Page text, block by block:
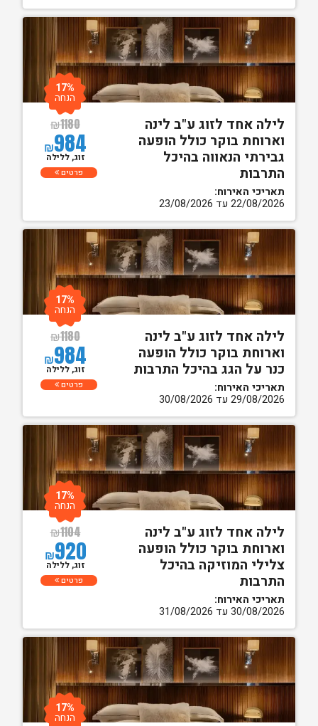
לילה אחד לזוג ע"ב לינה
וארוחת בוקר כולל הופעה
גבירתי הנאווה בהיכל
התרבות
תאריכי האירוח:
22/08/2026 עד 23/08/2026
₪1180
₪984
17%
הנחה
זוג, ללילה
פרטים
לילה אחד לזוג ע"ב לינה
וארוחת בוקר כולל הופעה
כנר על הגג בהיכל התרבות
תאריכי האירוח:
29/08/2026 עד 30/08/2026
₪1180
₪984
17%
הנחה
זוג, ללילה
פרטים
לילה אחד לזוג ע"ב לינה
וארוחת בוקר כולל הופעה
צלילי המוזיקה בהיכל
התרבות
תאריכי האירוח:
30/08/2026 עד 31/08/2026
₪1104
₪920
17%
הנחה
זוג, ללילה
פרטים
17%
הנחה